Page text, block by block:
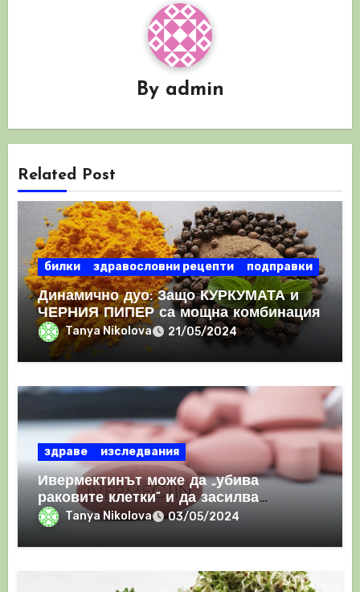
By admin
Related Post
билки здравословни рецепти подправки
Динамично дуо: Защо КУРКУМАТА и
ЧЕРНИЯ ПИПЕР са мощна комбинация
Tanya Nikolova 21/05/2024
здраве изследвания
Ивермектинът може да „убива
раковите клетки“ и да засилва
имунния отговор
Tanya Nikolova 03/05/2024